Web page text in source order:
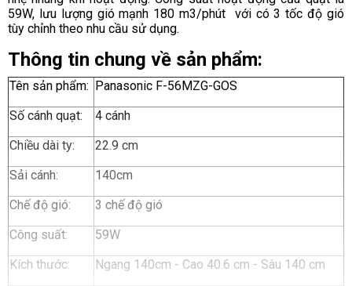
59W, lưu lượng gió mạnh 180 m3/phút với có 3 tốc độ gió
tùy chỉnh theo nhu cầu sử dụng.
Thông tin chung về sản phẩm:
Tên sản phẩm:
Panasonic F-56MZG-GOS
Số cánh quạt:
4 cánh
Chiều dài ty:
22.9 cm
Sải cánh:
140cm
Chế độ gió:
3 chế độ gió
Công suất:
59W
Kích thước:
Ngang 140cm - Cao 40.6 cm - Sâu 140 cm